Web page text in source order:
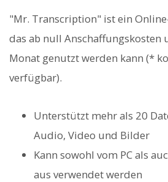
"Mr. Transcription" ist ein
das ab null Anschaffungskosten
Monat genutzt werden kann (*
verfügbar).
Unterstützt mehr als 20
Audio, Video und Bilder
Kann sowohl vom PC als
aus verwendet werden